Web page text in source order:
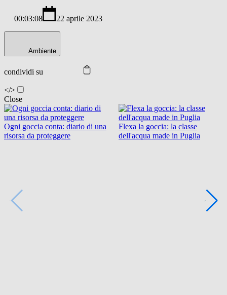
00:03:08 22 aprile 2023
Ambiente
condividi su
</>
Close
Ogni goccia conta: diario di una
risorsa da proteggere
Flexa la goccia: la classe
dell'acqua made in Puglia